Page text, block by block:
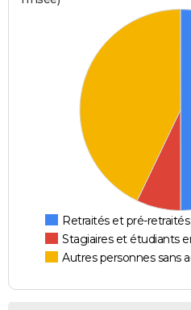
Retraités et pré-
Stagiaires et étudiants
Autres personnes sans